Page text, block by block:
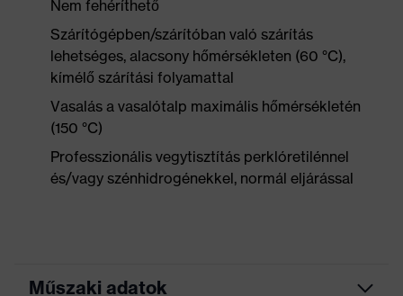
Nem fehéríthető
Szárítógépben/szárítóban való szárítás
lehetséges, alacsony hőmérsékleten (60 °C),
kímélő szárítási folyamattal
Vasalás a vasalótalp maximális hőmérsékletén
(150 °C)
Professzionális vegytisztítás perklóretilénnel
és/vagy szénhidrogénekkel, normál eljárással
Műszaki adatok